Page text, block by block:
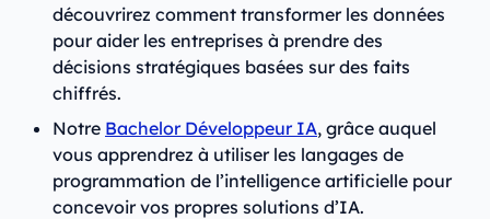
découvrirez comment transformer les données
pour aider les entreprises à prendre des
décisions stratégiques basées sur des faits
chiffrés.
Notre Bachelor Développeur IA, grâce auquel
vous apprendrez à utiliser les langages de
programmation de l’intelligence artificielle pour
concevoir vos propres solutions d’IA.